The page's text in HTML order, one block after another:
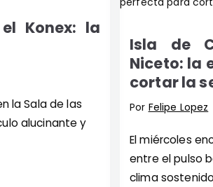
Konex: la
la Sala de las
alucinante y
Isla de
Niceto: la
cortar la
Por Felipe Lopez
El miércoles
entre el pulso
clima